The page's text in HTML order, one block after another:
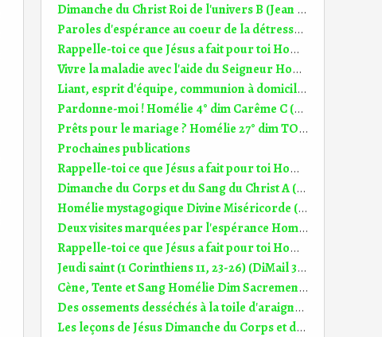
Dimanche du Christ Roi de l'univers B (Jean 18, 33-37) (DiMail 96)
Paroles d'espérance au coeur de la détresse 33° dim TO B (17;11.2024)
Rappelle-toi ce que Jésus a fait pour toi Homélie st sacrement du Corps et du sang du Christ A (7.06.2026)
Vivre la maladie avec l'aide du Seigneur Homélie 6° dim TO A (15.02.2026)
Liant, esprit d'équipe, communion à domicile et pain béni Homélie St Sacrement Corps et Sang du Christ C (22.06.2025)
Pardonne-moi ! Homélie 4° dim Carême C (30.03.2025)
Prêts pour le mariage ? Homélie 27° dim TO B (6.10.2024)
Prochaines publications
Rappelle-toi ce que Jésus a fait pour toi Homélie st sacrement du Corps et du sang du Christ A (7.06.2026)
Dimanche du Corps et du Sang du Christ A (Jean 6, 51-58) (DiMail 23)
Homélie mystagogique Divine Miséricorde (12.04.2026)
Deux visites marquées par l'espérance Homélie 16° dim TO C (20.07.2025)
Rappelle-toi ce que Jésus a fait pour toi Homélie st sacrement du Corps et du sang du Christ A (7.06.2026)
Jeudi saint (1 Corinthiens 11, 23-26) (DiMail 394)
Cène, Tente et Sang Homélie Dim Sacrement Corps et Sang du Christ B (2.06.2024)
Des ossements desséchés à la toile d'araignée Homélie 3° dim TO C (23.01.2022)
Les leçons de Jésus Dimanche du Corps et du Sang du Christ C (22.06.2019)